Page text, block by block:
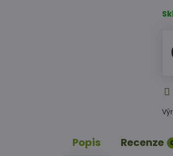
Popis Recenze